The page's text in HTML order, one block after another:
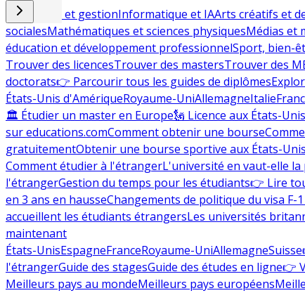
Commerce et gestionInformatique et IAArts créatifs et
socialesMathématiques et sciences physiquesMédias et
éducation et développement professionnelSport, bien-
Trouver des licencesTrouver des mastersTrouver des
doctorats👉 Parcourir tous les guides de diplômes
États-Unis d'AmériqueRoyaume-UniAllemagneItalie
🏛 Étudier un master en Europe🗽 Licence aux États-Unis
sur educations.comComment obtenir une bourse
gratuitementObtenir une bourse sportive aux États-Unis
Comment étudier à l'étrangerL'université en vaut-elle la
l'étrangerGestion du temps pour les étudiants👉 Lire
en 3 ans en hausseChangements de politique du visa F-
accueillent les étudiants étrangersLes universités
maintenant
États-UnisEspagneFranceRoyaume-UniAllemagneSuisse
l'étrangerGuide des stagesGuide des études en ligne👉
Meilleurs pays au mondeMeilleurs pays européens